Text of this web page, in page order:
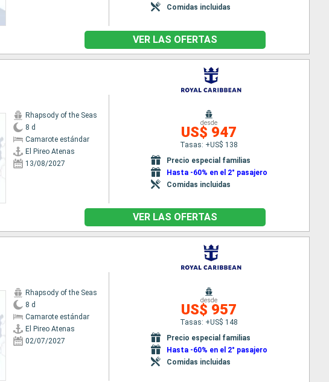
Comidas incluidas
VER LAS OFERTAS
Rhapsody of the Seas
8 d
Camarote estándar
El Pireo Atenas
13/08/2027
desde
US$ 947
Tasas: +US$ 138
Precio especial familias
Hasta -60% en el 2° pasajero
Comidas incluidas
VER LAS OFERTAS
Rhapsody of the Seas
8 d
Camarote estándar
El Pireo Atenas
02/07/2027
desde
US$ 957
Tasas: +US$ 148
Precio especial familias
Hasta -60% en el 2° pasajero
Comidas incluidas